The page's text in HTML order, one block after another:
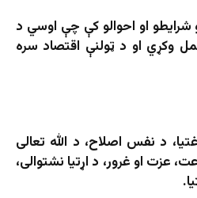
او احوالو کې چې اوسي د
او د ټولنې اقتصاد سره
د نفس اصلاح، د الله تعالی
عزت او غرور، د اړتیا نشتوالی،